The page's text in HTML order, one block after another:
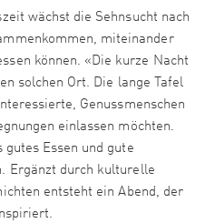
wächst die Sehnsucht nach
miteinander
können. «Die kurze Nacht
solchen Ort. Die lange Tafel
Genussmenschen
einlassen möchten.
Essen und gute
Ergänzt durch kulturelle
entsteht ein Abend, der